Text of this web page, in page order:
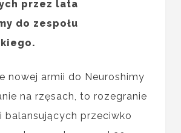
przez lata
do zespołu
nowej armii do Neuroshimy
na rzęsach, to rozegranie
balansujących przeciwko